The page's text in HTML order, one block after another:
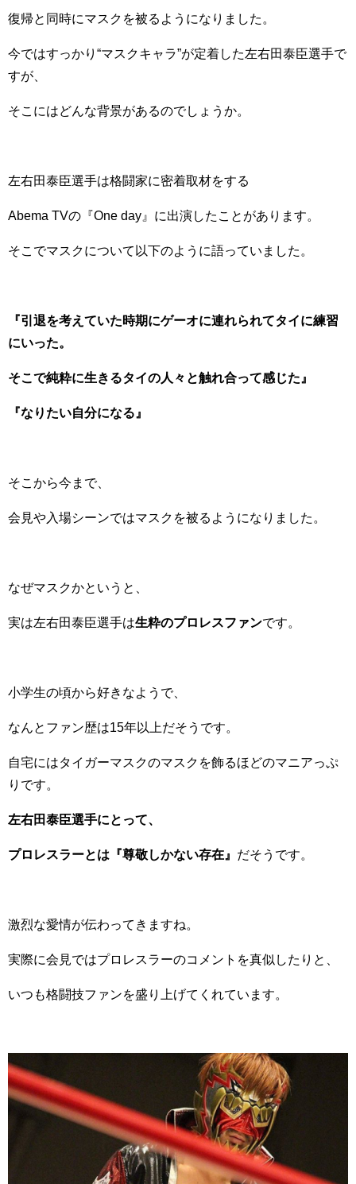
復帰と同時にマスクを被るようになりました。
今ではすっかり“マスクキャラ”が定着した左右田泰臣選手で
すが、
そこにはどんな背景があるのでしょうか。
左右田泰臣選手は格闘家に密着取材をする
Abema TVの『One day』に出演したことがあります。
そこでマスクについて以下のように語っていました。
『引退を考えていた時期にゲーオに連れられてタイに練習
にいった。
そこで純粋に生きるタイの人々と触れ合って感じた』
『なりたい自分になる』
そこから今まで、
会見や入場シーンではマスクを被るようになりました。
なぜマスクかというと、
実は左右田泰臣選手は生粋のプロレスファンです。
小学生の頃から好きなようで、
なんとファン歴は15年以上だそうです。
自宅にはタイガーマスクのマスクを飾るほどのマニアっぷ
りです。
左右田泰臣選手にとって、
プロレスラーとは『尊敬しかない存在』 だそうです。
激烈な愛情が伝わってきますね。
実際に会見ではプロレスラーのコメントを真似したりと、
いつも格闘技ファンを盛り上げてくれています。